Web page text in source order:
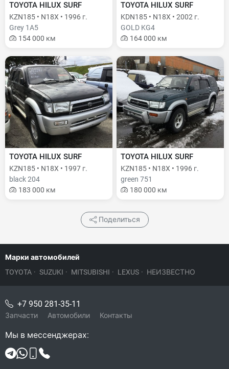
TOYOTA HILUX SURF
KZN185 • N18X • 1996 г.
Grey 1A5
154 000 км
TOYOTA HILUX SURF
KDN185 • N18X • 2002 г.
GOLD KG4
164 000 км
TOYOTA HILUX SURF
KZN185 • N18X • 1997 г.
black 204
183 000 км
TOYOTA HILUX SURF
KZN185 • N18X • 1996 г.
green 751
180 000 км
Поделиться
Марки автомобилей
TOYOTA · SUZUKI · MITSUBISHI · LEXUS · НЕИЗВЕСТНО
+7 950 281-35-11
Запчасти Автомобили Контакты
Мы в мессенджерах: